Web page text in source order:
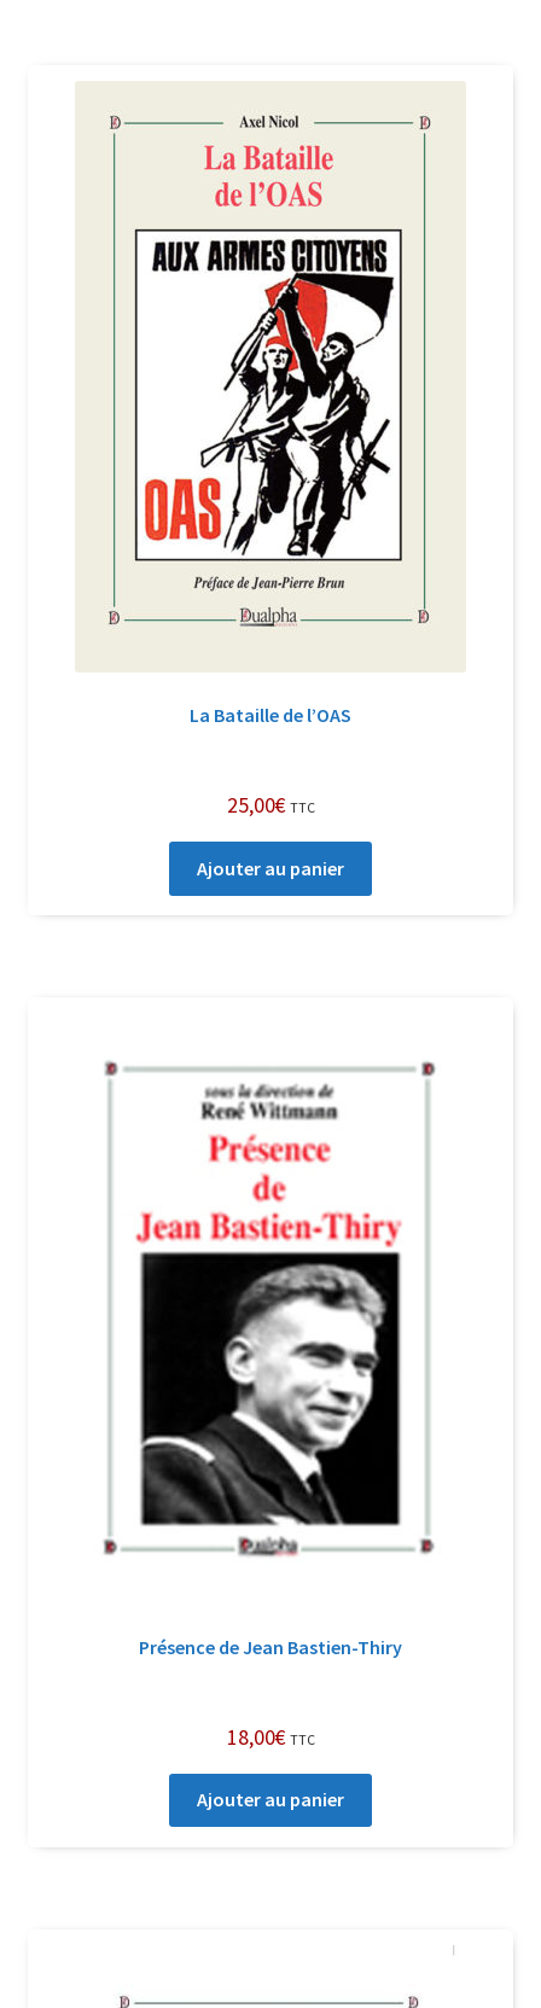
La Bataille de l’OAS
25,00€ TTC
Ajouter au panier
Présence de Jean Bastien-Thiry
18,00€ TTC
Ajouter au panier